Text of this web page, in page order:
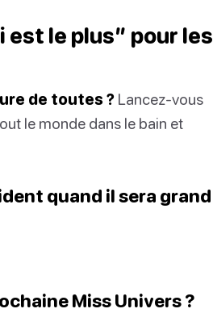
est le plus” pour les
de toutes ? Lancez-vous
le monde dans le bain et
quand il sera grand
Miss Univers ?